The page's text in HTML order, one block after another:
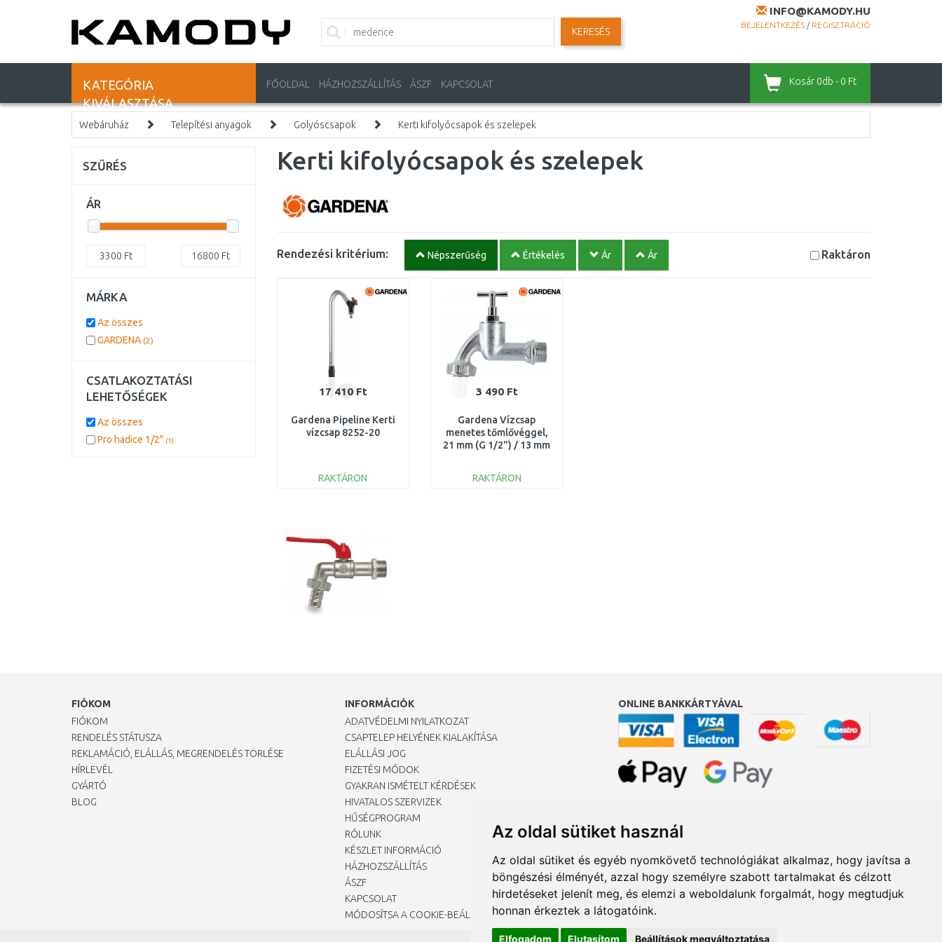
Az oldal sütiket használ
Az oldal sütiket és egyéb nyomkövető technológiákat alkalmaz, hogy javítsa a
böngészési élményét, azzal hogy személyre szabott tartalmakat és célzott
hirdetéseket jelenít meg, és elemzi a weboldalunk forgalmát, hogy megtudjuk
honnan érkeztek a látogatóink.
Elfogadom Elutasítom Beállítások megváltoztatása
INFO@KAMODY.HU
BEJELENTKEZÉS / REGISZTRÁCIÓ
KERESÉS
KATEGÓRIA
KIVÁLASZTÁSA
FŐOLDAL HÁZHOZSZÁLLÍTÁS ÁSZF KAPCSOLAT Kosár 0db - 0 Ft
Webáruház Telepítési anyagok Golyóscsapok Kerti kifolyócsapok és szelepek
Kerti kifolyócsapok és szelepek
Rendezési kritérium: Népszerűség Értékelés Ár Ár Raktáron
17 410 Ft
Gardena Pipeline Kerti
vízcsap 8252-20
RAKTÁRON
3 490 Ft
Gardena Vízcsap
menetes tőmlővéggel,
21 mm (G 1/2") / 13 mm
RAKTÁRON
SZŰRÉS
ÁR
3300 Ft 16800 Ft
MÁRKA
Az összes
GARDENA (2)
CSATLAKOZTATÁSI
LEHETŐSÉGEK
Az összes
Pro hadice 1/2" (1)
FIÓKOM
FIÓKOM
RENDELÉS STÁTUSZA
REKLAMÁCIÓ, ELÁLLÁS, MEGRENDELÉS TÖRLÉSE
HÍRLEVÉL
GYÁRTÓ
BLOG
INFORMÁCIÓK
ADATVÉDELMI NYILATKOZAT
CSAPTELEP HELYÉNEK KIALAKÍTÁSA
ELÁLLÁSI JOG
FIZETÉSI MÓDOK
GYAKRAN ISMÉTELT KÉRDÉSEK
HIVATALOS SZERVIZEK
HŰSÉGPROGRAM
RÓLUNK
KÉSZLET INFORMÁCIÓ
HÁZHOZSZÁLLÍTÁS
ÁSZF
KAPCSOLAT
MÓDOSÍTSA A COOKIE-BEÁLLÍTÁSAIMAT
ONLINE BANKKÁRTYÁVAL